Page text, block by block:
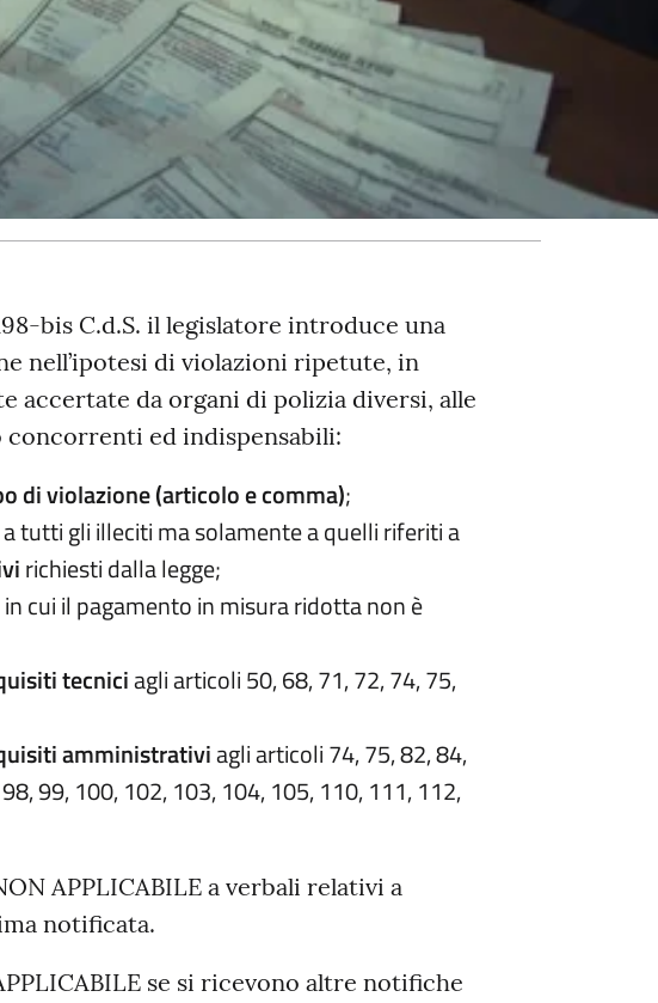
bis C.d.S. il legislatore introduce una
nell’ipotesi di violazioni ripetute, in
accertate da organi di polizia diversi, alle
ed indispensabili:
di violazione (articolo e comma);
tutti gli illeciti ma solamente a quelli riferiti a
richiesti dalla legge;
cui il pagamento in misura ridotta non è
tecniciagli articoli 50, 68, 71, 72, 74, 75,
amministrativiagli articoli 74, 75, 82, 84,
99, 100, 102, 103, 104, 105, 110, 111, 112,
APPLICABILE a verbali relativi a
notificata.
se si ricevono altre notifiche